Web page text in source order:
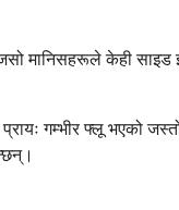
मानिसहरूले केही
गम्भीर फ्लू भएको